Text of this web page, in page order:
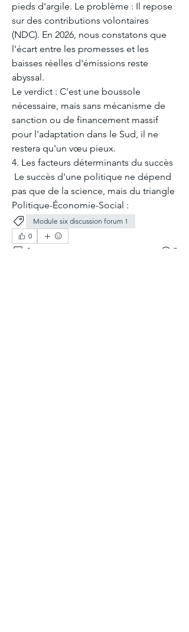
pieds d'argile. Le problème : Il repose
sur des contributions volontaires
(NDC). En 2026, nous constatons que
l'écart entre les promesses et les
baisses réelles d'émissions reste
abyssal.
​Le verdict : C'est une boussole
nécessaire, mais sans mécanisme de
sanction ou de financement massif
pour l'adaptation dans le Sud, il ne
restera qu'un vœu pieux.
​4. Les facteurs déterminants du succès
pas que de la science, mais du triangle
Politique-Économie-Social :
Module six discussion forum 1
0
0 5